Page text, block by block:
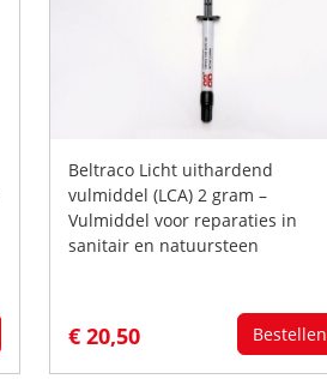
Beltraco Licht uithardend
vulmiddel (LCA) 2 gram –
Vulmiddel voor reparaties in
sanitair en natuursteen
€ 20,50 Bestellen